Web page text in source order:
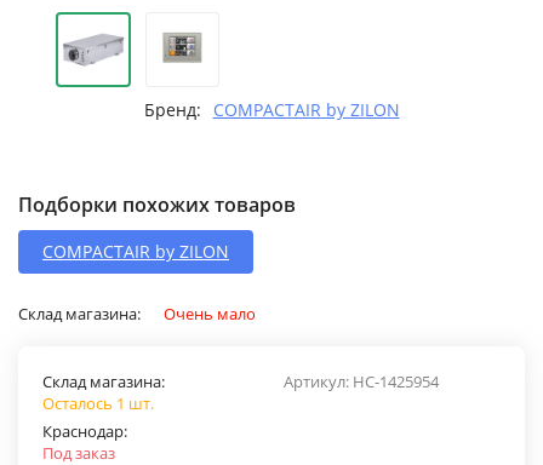
Бренд: COMPACTAIR by ZILON
Подборки похожих товаров
COMPACTAIR by ZILON
Склад магазина: Очень мало
Артикул: НС-1425954
Склад магазина:
Осталось 1 шт.
Краснодар:
Под заказ